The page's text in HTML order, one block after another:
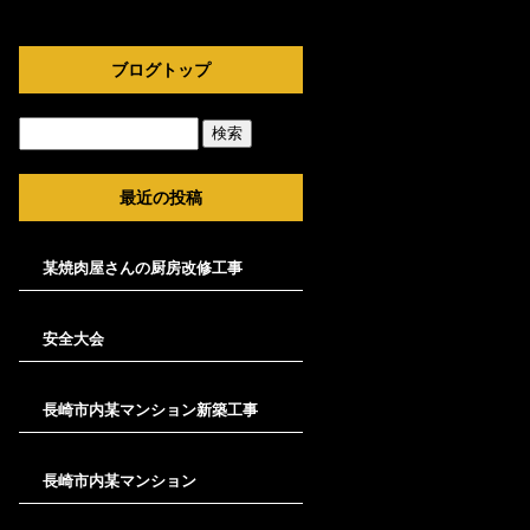
ブログトップ
最近の投稿
某焼肉屋さんの厨房改修工事
安全大会
長崎市内某マンション新築工事
長崎市内某マンション